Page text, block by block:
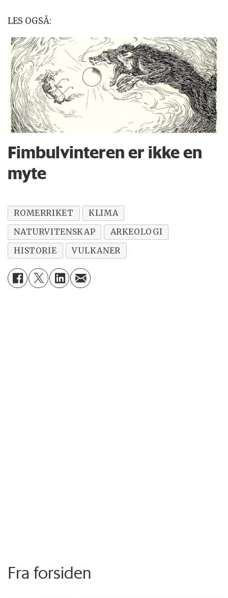
LES OGSÅ:
Fimbulvinteren er ikke en
myte
ROMERRIKET
KLIMA
NATURVITENSKAP
ARKEOLOGI
HISTORIE
VULKANER
Fra forsiden